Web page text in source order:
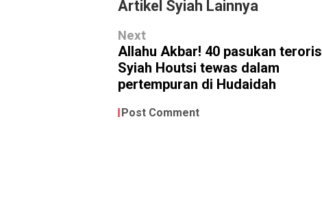
Artikel Syiah Lainnya
Next
Allahu Akbar! 40 pasukan teroris
Syiah Houtsi tewas dalam
pertempuran di Hudaidah
Post Comment